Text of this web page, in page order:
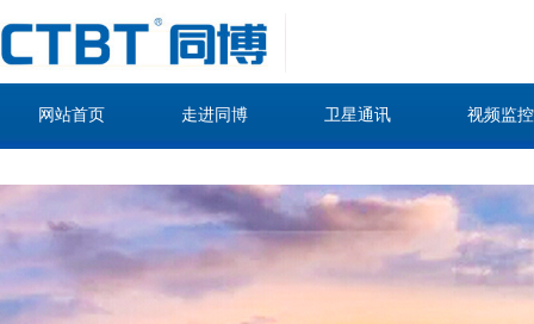
网站首页 走进同博 卫星通讯 视频监控